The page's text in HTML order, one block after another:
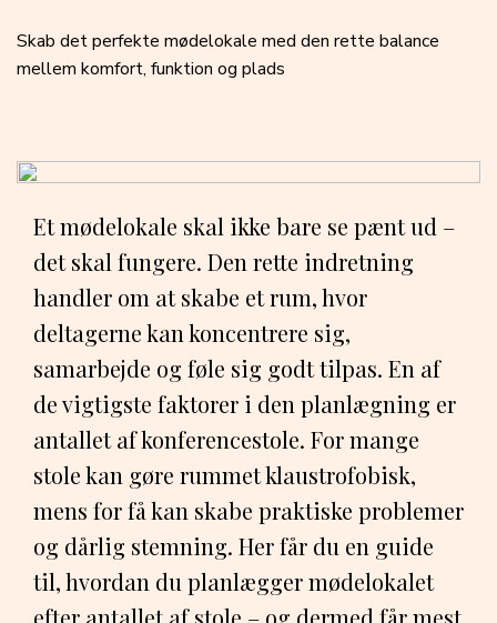
Skab det perfekte mødelokale med den rette balance
mellem komfort, funktion og plads
Et mødelokale skal ikke bare se pænt ud –
det skal fungere. Den rette indretning
handler om at skabe et rum, hvor
deltagerne kan koncentrere sig,
samarbejde og føle sig godt tilpas. En af
de vigtigste faktorer i den planlægning er
antallet af konferencestole. For mange
stole kan gøre rummet klaustrofobisk,
mens for få kan skabe praktiske problemer
og dårlig stemning. Her får du en guide
til, hvordan du planlægger mødelokalet
efter antallet af stole – og dermed får mest